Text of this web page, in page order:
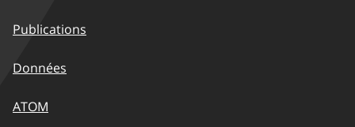
Publications
Données
ATOM